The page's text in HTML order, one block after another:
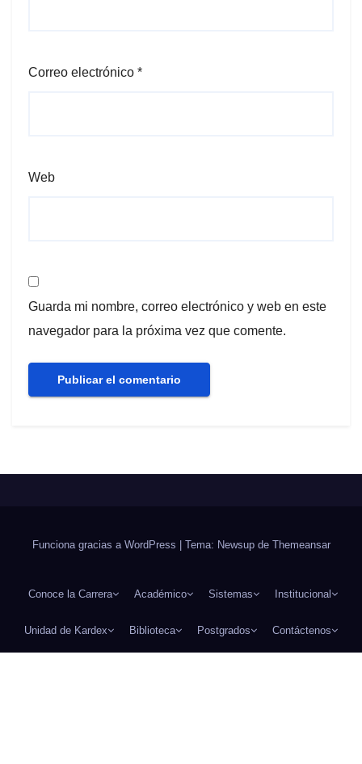
Correo electrónico *
Web
Guarda mi nombre, correo electrónico y web en este
navegador para la próxima vez que comente.
Funciona gracias a WordPress | Tema: Newsup de Themeansar
Conoce la Carrera Académico Sistemas Institucional
Unidad de Kardex Biblioteca Postgrados Contáctenos